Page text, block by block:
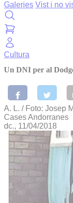
Galeries Vist i no
Cultura
Un DNI per al
A. L. / Foto: Josep
Cases Andorranes
dc., 11/04/2018